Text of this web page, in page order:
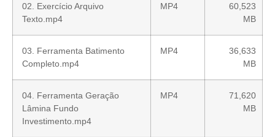
02. Exercício Arquivo
Texto.mp4
MP4
60,523
MB
03. Ferramenta Batimento
Completo.mp4
MP4
36,633
MB
04. Ferramenta Geração
Lâmina Fundo
Investimento.mp4
MP4
71,620
MB